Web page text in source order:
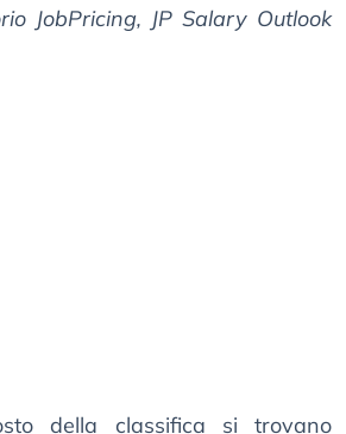
JobPricing, JP Salary Outlook
della classifica si trovano